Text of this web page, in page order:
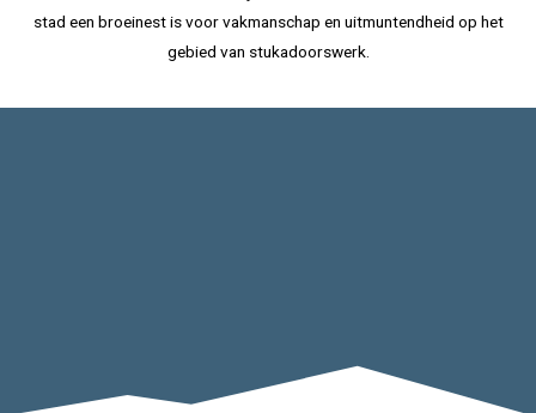
stad een broeinest is voor vakmanschap en uitmuntendheid op het
gebied van stukadoorswerk.